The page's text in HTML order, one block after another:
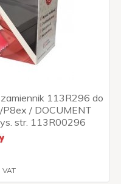
113R296 do
/ DOCUMENT
str. 113R00296